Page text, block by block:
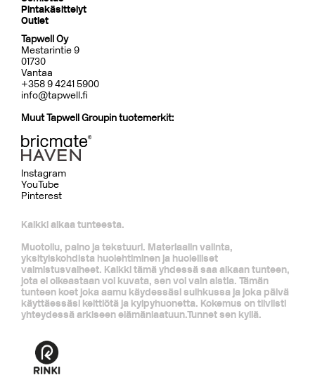
Pintakäsittelyt
Outlet
Tapwell Oy
Mestarintie 9
01730
Vantaa
+358 9 4241 5900
info@tapwell.fi
Muut Tapwell Groupin tuotemerkit:
Kaikki alkaa tunteesta.
Muotoilu, paino ja tekstuuri. Materiaalin valinta,
yksityiskohdista huolehtiminen ja huolelliset
valmistusvaiheet. Kaikki tämä yhdessä saa aikaan tunteen,
jota ei oikeastaan voi kuvata, sen voi vain aistia. Tämän
tunteen koet joka aamu käydessäsi suihkussa ja joka päivä
käyttäessäsi keittiötä ja kylpyhuonetta. Kokemus on tiiviisti
yhteydessä arkiseen elämänlaatuun.Tunnet sen kyllä.
Instagram
YouTube
Pinterest